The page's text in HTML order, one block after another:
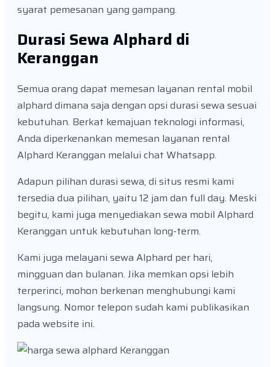
syarat pemesanan yang gampang.
Durasi Sewa Alphard di
Keranggan
Semua orang dapat memesan layanan rental mobil
alphard dimana saja dengan opsi durasi sewa sesuai
kebutuhan. Berkat kemajuan teknologi informasi,
Anda diperkenankan memesan layanan rental
Alphard Keranggan melalui chat Whatsapp.
Adapun pilihan durasi sewa, di situs resmi kami
tersedia dua pilihan, yaitu 12 jam dan full day. Meski
begitu, kami juga menyediakan sewa mobil Alphard
Keranggan untuk kebutuhan long-term.
Kami juga melayani sewa Alphard per hari,
mingguan dan bulanan. Jika memkan opsi lebih
terperinci, mohon berkenan menghubungi kami
langsung. Nomor telepon sudah kami publikasikan
pada website ini.